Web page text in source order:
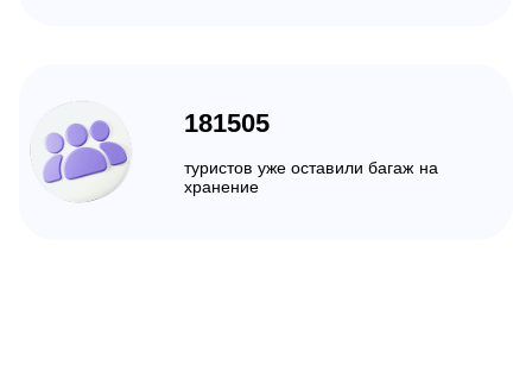
181505
туристов уже оставили багаж на
хранение